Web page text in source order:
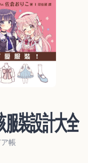
裝設計大全
帳